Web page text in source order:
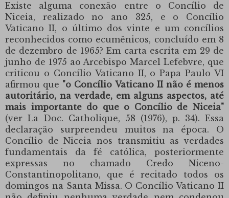
Existe alguma conexão entre o Concílio de
Niceia, realizado no ano 325, e o Concílio
Vaticano II, o último dos vinte e um concílios
reconhecidos como ecumênicos, concluído em 8
de dezembro de 1965? Em carta escrita em 29 de
junho de 1975 ao Arcebispo Marcel Lefebvre, que
criticou o Concílio Vaticano II, o Papa Paulo VI
afirmou que "o Concílio Vaticano II não é menos
autoritário, na verdade, em alguns aspectos, até
mais importante do que o Concílio de Niceia"
(ver La Doc. Catholique, 58 (1976), p. 34). Essa
declaração surpreendeu muitos na época.
O
Concílio de Niceia nos transmitiu as verdades
fundamentais da fé católica, posteriormente
expressas no chamado Credo Niceno-
Constantinopolitano, que é recitado todos os
domingos na Santa Missa. O Concílio Vaticano II